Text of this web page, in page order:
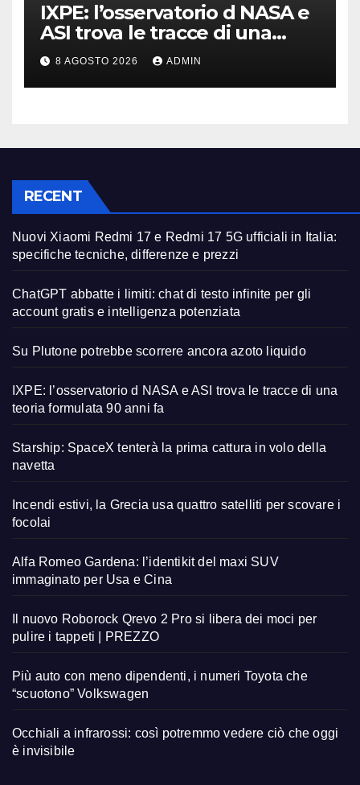
IXPE: l’osservatorio d NASA e
ASI trova le tracce di una
teoria formulata 90 anni fa
8 AGOSTO 2026 ADMIN
RECENT
Nuovi Xiaomi Redmi 17 e Redmi 17 5G ufficiali in Italia:
specifiche tecniche, differenze e prezzi
ChatGPT abbatte i limiti: chat di testo infinite per gli
account gratis e intelligenza potenziata
Su Plutone potrebbe scorrere ancora azoto liquido
IXPE: l’osservatorio d NASA e ASI trova le tracce di una
teoria formulata 90 anni fa
Starship: SpaceX tenterà la prima cattura in volo della
navetta
Incendi estivi, la Grecia usa quattro satelliti per scovare i
focolai
Alfa Romeo Gardena: l’identikit del maxi SUV
immaginato per Usa e Cina
Il nuovo Roborock Qrevo 2 Pro si libera dei moci per
pulire i tappeti | PREZZO
Più auto con meno dipendenti, i numeri Toyota che
“scuotono” Volkswagen
Occhiali a infrarossi: così potremmo vedere ciò che oggi
è invisibile